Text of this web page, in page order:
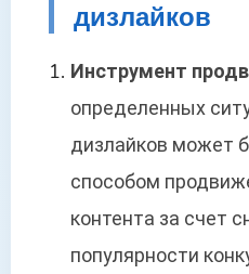
дизлайков
Инструмент
определенных
дизлайков может
способом
контента за счет
популярности